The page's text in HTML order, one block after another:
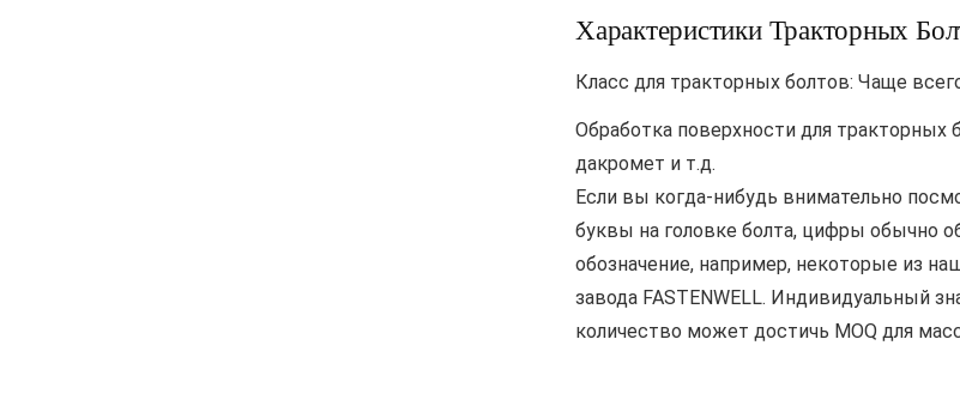
Характеристики Тракторных
Класс для тракторных болтов: Чаще
Обработка поверхности для
дакромет и т.д.
Если вы когда-нибудь внимательно
буквы на головке болта, цифры обычно
обозначение, например, некоторые из
завода FASTENWELL. Индивидуальный
количество может достичь MOQ для